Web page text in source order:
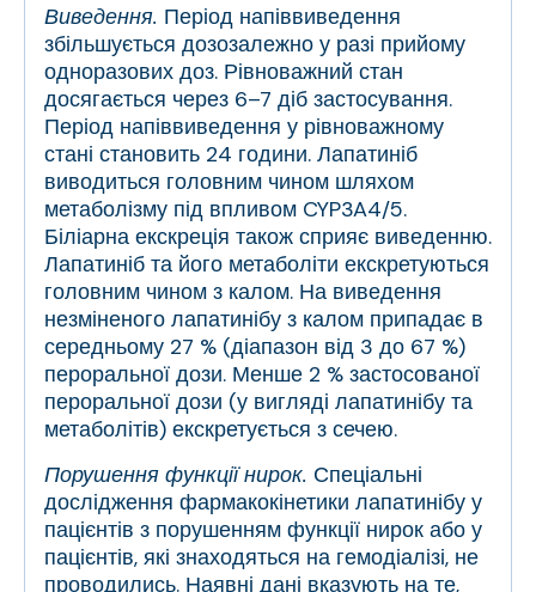
Виведення. Період напіввиведення
збільшується дозозалежно у разі прийому
одноразових доз. Рівноважний стан
досягається через 6–7 діб застосування.
Період напіввиведення у рівноважному
стані становить 24 години. Лапатиніб
виводиться головним чином шляхом
метаболізму під впливом CYP3A4/5.
Біліарна екскреція також сприяє виведенню.
Лапатиніб та його метаболіти екскретуються
головним чином з калом. На виведення
незміненого лапатинібу з калом припадає в
середньому 27 % (діапазон від 3 до 67 %)
пероральної дози. Менше 2 % застосованої
пероральної дози (у вигляді лапатинібу та
метаболітів) екскретується з сечею.
Порушення функції нирок. Спеціальні
дослідження фармакокінетики лапатинібу у
пацієнтів з порушенням функції нирок або у
пацієнтів, які знаходяться на гемодіалізі, не
проводились. Наявні дані вказують на те,